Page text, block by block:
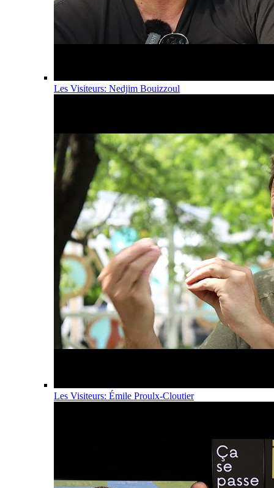
Les Visiteurs: Nedjim Bouizzoul
Les Visiteurs: Émile Proulx-Cloutier